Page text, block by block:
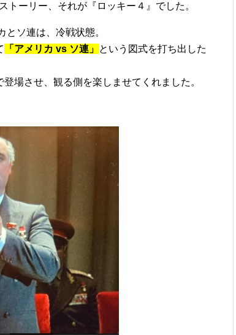
ーリー、それが『ロッキー４』でした。
ソ連は、冷戦状態。
「アメリカ vs ソ連」 という図式を打ち出した
場させ、観る側を楽しませてくれました。